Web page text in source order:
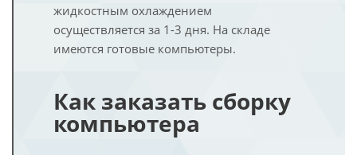
жидкостным охлаждением
осуществляется за 1-3 дня. На складе
имеются готовые компьютеры.
Как заказать сборку
компьютера